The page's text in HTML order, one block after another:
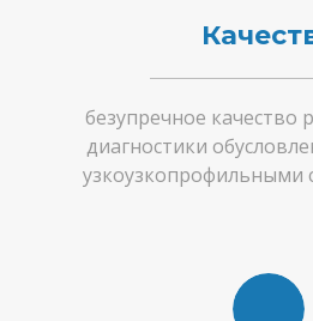
безупречное качество
диагностики
узкоузкопрофильными